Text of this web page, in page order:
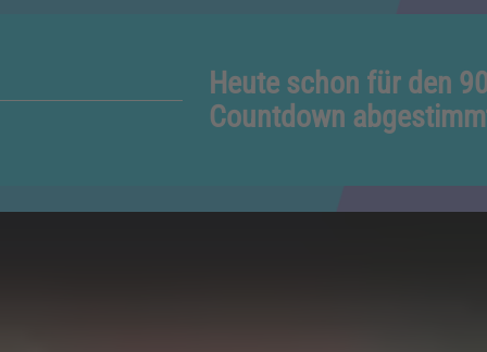
Heute schon für den
Countdown